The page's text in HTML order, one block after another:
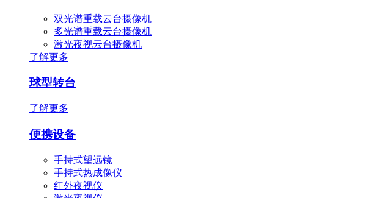
双光谱重载云台摄像机
多光谱重载云台摄像机
激光夜视云台摄像机
了解更多
球型转台
了解更多
便携设备
手持式望远镜
手持式热成像仪
红外夜视仪